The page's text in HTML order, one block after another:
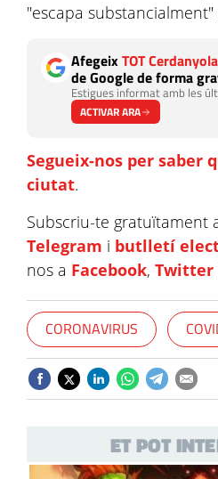
"escapa substancialment"
AfegeixTOT Cerdanyola
de Google de forma
Estigues informat amb les
ACTIVAR ARA
Segueix-nos per saber
ciutat.
Subscriu-te gratuïtament
Telegram i butlletí
nos a Facebook, Twitter
CORONAVIRUS
ET POT